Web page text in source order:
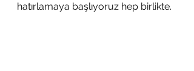
hatırlamaya başlıyoruz hep birlikte.